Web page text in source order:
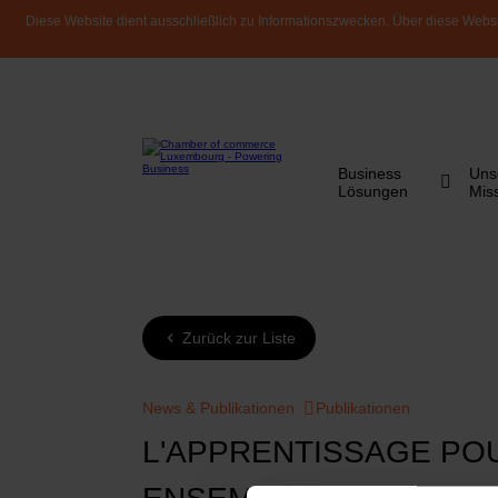
Diese Website dient ausschließlich zu Informationszwecken. Über diese
Business
Lösungen
Zurück zur Liste
News & Publikationen Publikationen
L'APPRENTISSAGE